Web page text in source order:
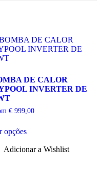
DE CALOR
INVERTER DE
€999,00
opçõesproduct
multiple
Adicionar a Wishlist